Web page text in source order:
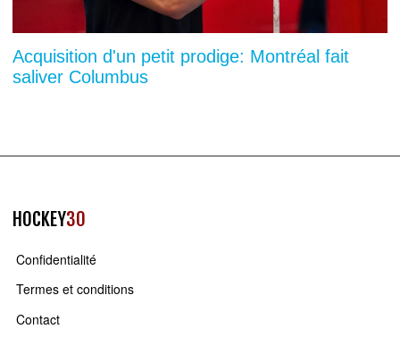
Acquisition d'un petit prodige: Montréal fait
saliver Columbus
HOCKEY30
Confidentialité
Termes et conditions
Contact